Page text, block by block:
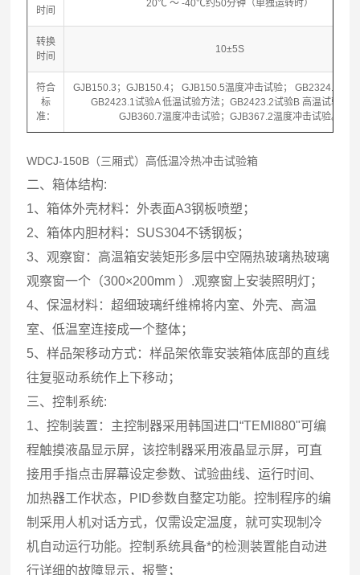
时间
20℃ ～ -40℃约50分钟（单独运转时）
转换
时间
10±5S
符合
标
准：
GJB150.3；GJB150.4； GJB150.5温度冲击试验； GB2324.22试
GB2423.1试验A 低温试验方法；GB2423.2试验B 高温试验方
GJB360.7温度冲击试验；GJB367.2温度冲击试验。
WDCJ-150B（三厢式）高低温冷热冲击试验箱
二、箱体结构:
1、箱体外壳材料：外表面A3钢板喷塑；
2、箱体内胆材料：SUS304不锈钢板；
3、观察窗：高温箱安装矩形多层中空隔热玻璃热玻璃
观察窗一个（300×200mm ）.观察窗上安装照明灯；
4、保温材料：超细玻璃纤维棉将内室、外壳、高温
室、低温室连接成一个整体；
5、样品架移动方式：样品架依靠安装箱体底部的直线
往复驱动系统作上下移动；
三、控制系统:
1、控制装置：主控制器采用韩国进口“TEMI880"可编
程触摸液晶显示屏，该控制器采用液晶显示屏，可直
接用手指点击屏幕设定参数、试验曲线、运行时间、
加热器工作状态，PID参数自整定功能。控制程序的编
制采用人机对话方式，仅需设定温度，就可实现制冷
机自动运行功能。控制系统具备*的检测装置能自动进
行详细的故障显示，报警；